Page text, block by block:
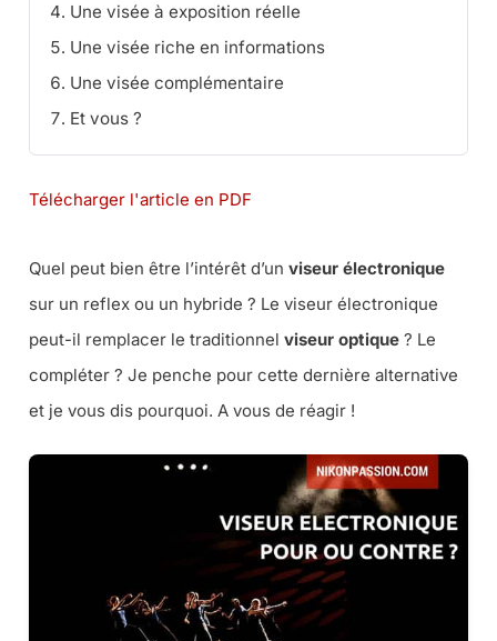
Une visée à exposition réelle
Une visée riche en informations
Une visée complémentaire
Et vous ?
Télécharger l'article en PDF
Quel peut bien être l’intérêt d’un viseur électronique
sur un reflex ou un hybride ? Le viseur électronique
peut-il remplacer le traditionnel viseur optique ? Le
compléter ? Je penche pour cette dernière alternative
et je vous dis pourquoi. A vous de réagir !